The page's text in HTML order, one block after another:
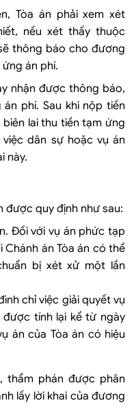
Tòa án phải xem xét
nếu xét thấy thuộc
thông báo cho đương
án phí.
nhận được thông báo,
phí. Sau khi nộp tiền
lai thu tiền tạm ứng
dân sự hoặc vụ án
này.
được quy định như sau:
Đối với vụ án phức tạp
án Tòa án có thể
bị xét xử một lần
chỉ việc giải quyết vụ
tính lại kể từ ngày
án của Tòa án có hiệu
thẩm phán được phân
lấy lời khai của đương